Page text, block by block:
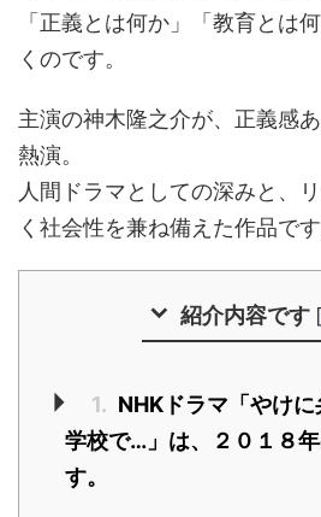
「正義とは何か」「教育とは
くのです。
主演の神木隆之介が、正義感
熱演。
人間ドラマとしての深みと、
く社会性を兼ね備えた作品です
紹介内容です [
1. NHKドラマ「やけ
学校で…」は、２０１８
す。